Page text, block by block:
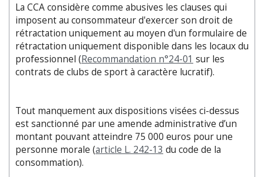
La CCA considère comme abusives les clauses qui
imposent au consommateur d'exercer son droit de
rétractation uniquement au moyen d'un formulaire de
rétractation uniquement disponible dans les locaux du
professionnel (Recommandation n°24-01 sur les
contrats de clubs de sport à caractère lucratif).
Tout manquement aux dispositions visées ci-dessus
est sanctionné par une amende administrative d’un
montant pouvant atteindre 75 000 euros pour une
personne morale (article L. 242-13 du code de la
consommation).